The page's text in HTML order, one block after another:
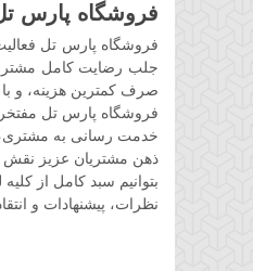
فروشگاه پارس
جلب رضایت کامل مشتری
صرف کمترین هزینه، و با
فروشگاه پارس تل
خدمت رسانی به مشتری،
ذهن مشتریان عزیز نقش
بتوانیم سبد کامل از کلیه
نظرات، پیشنهادات و